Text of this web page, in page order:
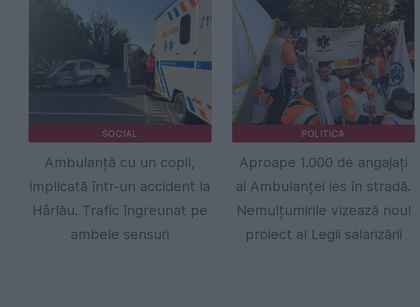
SOCIAL
Ambulanță cu un copil,
implicată într-un accident la
Hârlău. Trafic îngreunat pe
ambele sensuri
POLITICA
Aproape 1.000 de angajați
ai Ambulanței ies în stradă.
Nemulțumirile vizează noul
proiect al Legii salarizării